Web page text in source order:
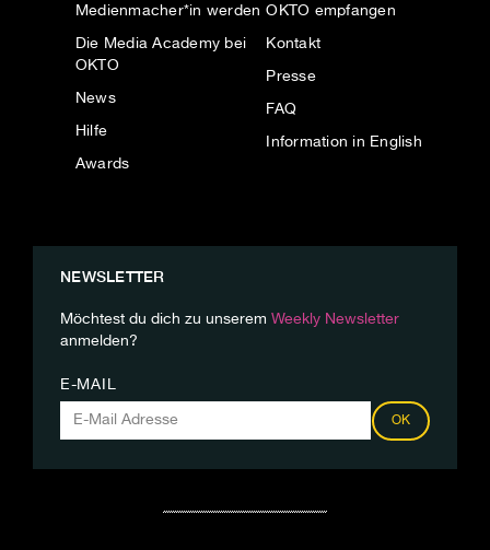
Medienmacher*in werden
Die Media Academy bei
OKTO
News
Hilfe
Awards
OKTO empfangen
Kontakt
Presse
FAQ
Information in English
NEWSLETTER
Möchtest du dich zu unserem Weekly Newsletter
anmelden?
E-MAIL
OK